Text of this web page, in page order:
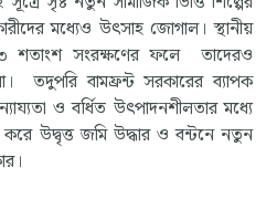
মধ্যেও উৎসাহ জোগাল। স্থানীয়
শতাংশ সংরক্ষণের ফলে তাদেরও
তদুপরি বামফ্রন্ট সরকারের ব্যাপক
ও বর্ধিত উৎপাদনশীলতার মধ্যে
উদ্বৃত্ত জমি উদ্ধার ও বন্টনে নতুন